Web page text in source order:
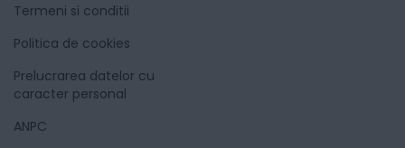
Termeni si conditii
Politica de cookies
Prelucrarea datelor cu
caracter personal
ANPC